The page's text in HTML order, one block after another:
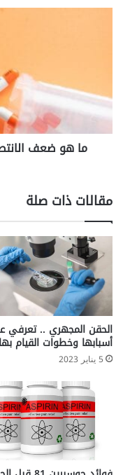
علاجه
بأسهل
الطرق
المتوفّرة
ما هو ضعف
مقالات ذات صلة
الحقن المجهري .. تعرفي
أسبابها وخطوات القيام بها
5 يناير 2023